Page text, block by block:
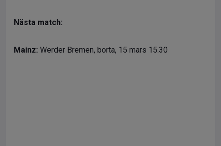
Nästa match:
Mainz: Werder Bremen, borta, 15 mars 15.30